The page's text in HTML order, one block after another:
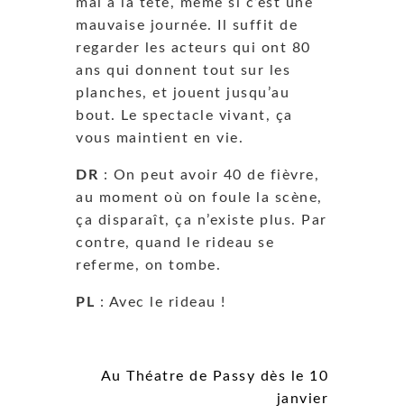
mauvaise journée. Il suffit de
regarder les acteurs qui ont 80
ans qui donnent tout sur les
planches, et jouent jusqu’au
bout. Le spectacle vivant, ça
vous maintient en vie.
DR : On peut avoir 40 de fièvre,
au moment où on foule la scène,
ça disparaît, ça n’existe plus. Par
contre, quand le rideau se
referme, on tombe.
PL : Avec le rideau !
Au Théatre de Passy dès le 10
janvier